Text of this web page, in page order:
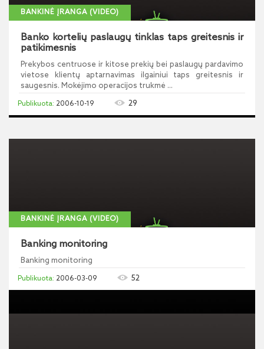
BANKINĖ ĮRANGA (VIDEO)
Banko kortelių paslaugų tinklas taps greitesnis ir
patikimesnis
Prekybos centruose ir kitose prekių bei paslaugų pardavimo
vietose klientų aptarnavimas ilgainiui taps greitesnis ir
saugesnis. Mokėjimo operacijos trukmė ...
2006-10-19 29
BANKINĖ ĮRANGA (VIDEO)
Banking monitoring
Banking monitoring
2006-03-09 52